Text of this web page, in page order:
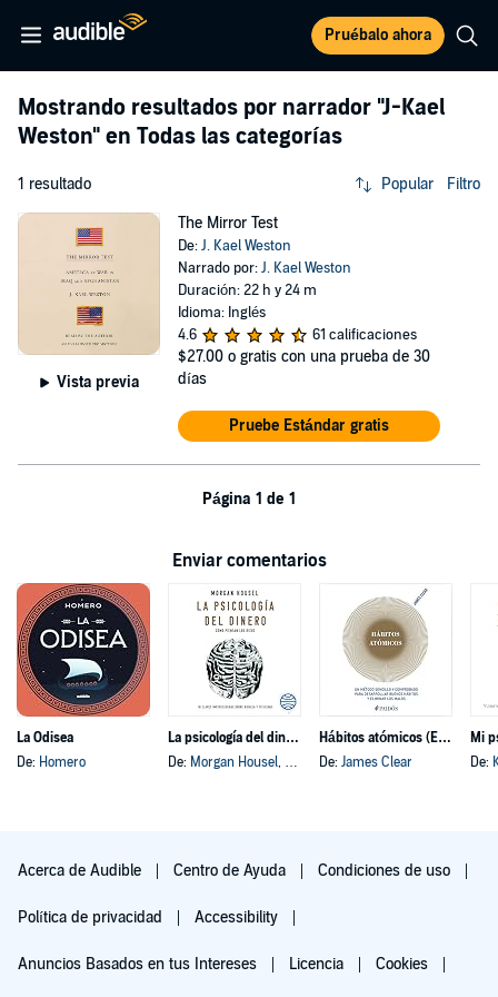
Pruébalo ahora
Mostrando resultados por narrador "J-Kael
Weston" en Todas las categorías
1 resultado Popular Filtro
Vista previa
The Mirror Test
De:J. Kael Weston
Narrado por:J. Kael Weston
Duración: 22 h y 24 m
Idioma: Inglés
4.6
61 calificaciones
$27.00 o gratis con una prueba de 30
días
Pruebe Estándar gratis
Página 1 de 1
Enviar comentarios
La Odisea
De: Homero
La psicología del dinero
De: Morgan Housel, y otros
Hábitos atómicos (Español neutro)
De: James Clear
Mi
De:
Acerca de Audible Centro de Ayuda Condiciones de uso
Política de privacidad Accessibility
Anuncios Basados en tus Intereses Licencia Cookies